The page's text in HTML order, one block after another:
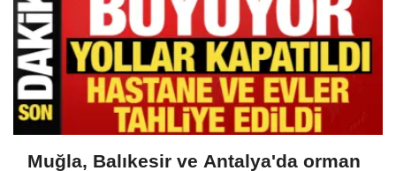
Muğla, Balıkesir ve Antalya'da orman